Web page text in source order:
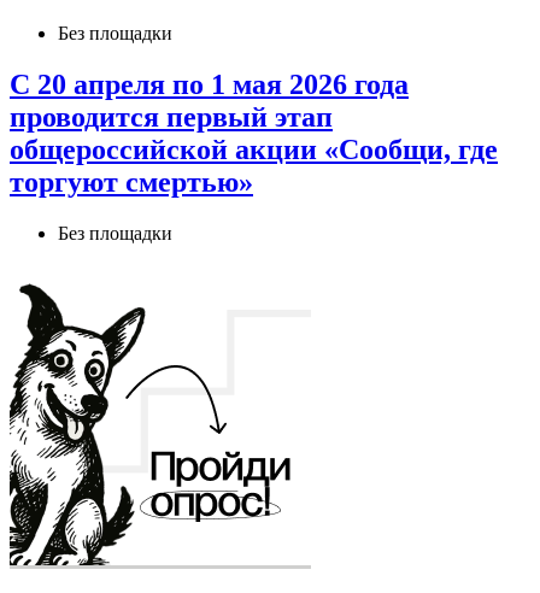
Без площадки
С 20 апреля по 1 мая 2026 года
проводится первый этап
общероссийской акции «Сообщи, где
торгуют смертью»
Без площадки